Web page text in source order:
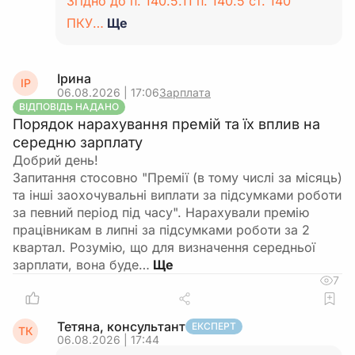
ПКУ… Ще
ІР Ірина
06.08.2026 | 17:06Зарплата
ВІДПОВІДЬ НАДАНО
Порядок нарахування премій та їх вплив на
середню зарплату
Добрий день!
Запитання стосовно "Премії (в тому числі за місяць)
та інші заохочувальні виплати за підсумками роботи
за певний період під часу". Нарахували премію
працівникам в липні за підсумками роботи за 2
квартал. Розумію, що для визначення середньої
зарплати, вона буде…
7
ТК Тетяна, консультант ЕКСПЕРТ
06.08.2026 | 17:44